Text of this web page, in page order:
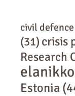
civil defence
(31) crisis
Research
Estonia